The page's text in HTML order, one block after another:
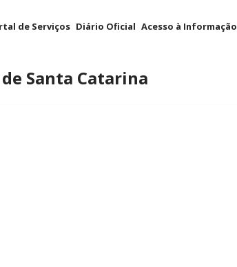
de Serviços Diário Oficial Acesso à Informação
Santa Catarina